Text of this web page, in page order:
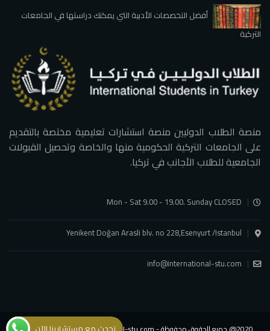
أفضل التخصصات الأدبية التي يمكنك دراستها في الجامعات
التركية
منصة الطلاب الدوليين منصة استشارات تعليمية مختصة بالتقديم
على الجامعات التركية الحكومية منها والخاصة وتحصيل القبولات
الجامعية للطلاب الأجانب في تركيا.
Mon - Sat 9.00 - 19.00. Sunday CLOSED
Yenikent Doğan Arasli blv. no 228,Esenyurt /Istanbul
info@international-stu.com